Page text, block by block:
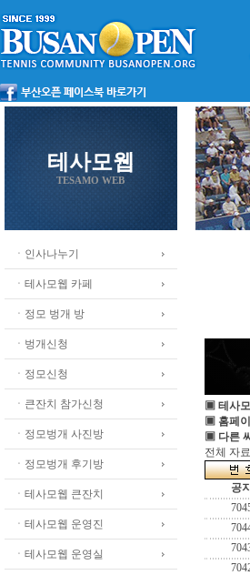
테사모웹
TESAMO WEB
ㆍ인사나누기
ㆍ테사모웹 카페
ㆍ정모 벙개 방
ㆍ벙개신청
ㆍ정모신청
ㆍ큰잔치 참가신청
ㆍ정모벙개 사진방
ㆍ정모벙개 후기방
ㆍ테사모웹 큰잔치
ㆍ테사모웹 운영진
ㆍ테사모웹 운영실
▣ 테사
▣ 홈페
▣ 다른
전체 자
공지